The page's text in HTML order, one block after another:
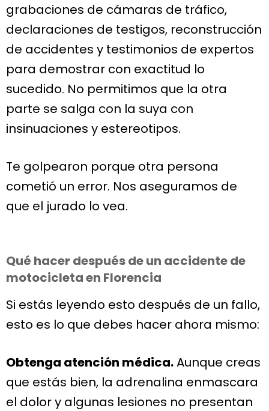
grabaciones de cámaras de tráfico,
declaraciones de testigos, reconstrucción
de accidentes y testimonios de expertos
para demostrar con exactitud lo
sucedido. No permitimos que la otra
parte se salga con la suya con
insinuaciones y estereotipos.
Te golpearon porque otra persona
cometió un error. Nos aseguramos de
que el jurado lo vea.
Qué hacer después de un accidente de
motocicleta en Florencia
Si estás leyendo esto después de un fallo,
esto es lo que debes hacer ahora mismo:
Obtenga atención médica.Aunque creas
que estás bien, la adrenalina enmascara
el dolor y algunas lesiones no presentan